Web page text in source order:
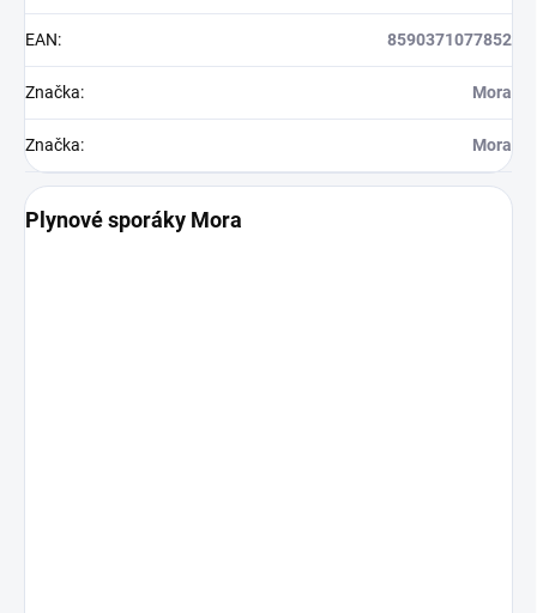
EAN: 8590371077852
Značka: Mora
Značka: Mora
Plynové sporáky Mora